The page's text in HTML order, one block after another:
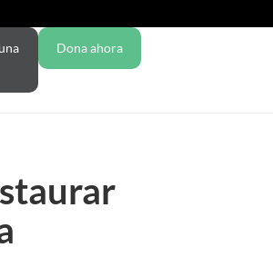
Dona ahora